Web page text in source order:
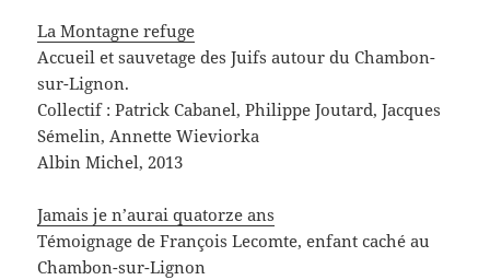
La Montagne refuge
Accueil et sauvetage des Juifs autour du Chambon-
sur-Lignon.
Collectif : Patrick Cabanel, Philippe Joutard, Jacques
Sémelin, Annette Wieviorka
Albin Michel, 2013
Jamais je n’aurai quatorze ans
Témoignage de François Lecomte, enfant caché au
Chambon-sur-Lignon